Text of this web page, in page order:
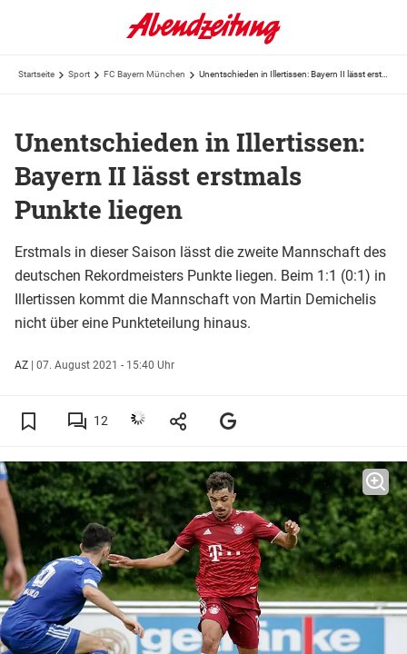
Startseite Sport FC Bayern München
Unentschieden in Illertissen:
Bayern II lässt erstmals
Punkte liegen
Erstmals in dieser Saison lässt die zweite Mannschaft des
deutschen Rekordmeisters Punkte liegen. Beim 1:1 (0:1) in
Illertissen kommt die Mannschaft von Martin Demichelis
nicht über eine Punkteteilung hinaus.
AZ | 07. August 2021 - 15:40 Uhr
12